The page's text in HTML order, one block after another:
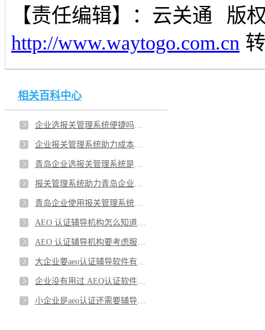
【责任编辑】： 云关通
版
http://www.waytogo.com.cn
相关百科中心
企业选报关管理系统便捷吗？青岛企业供应链靠的就是报关管理系统？
企业报关管理系统助力成本？青岛企业挑选报关管理系统稳定性是重点？
青岛企业选报关管理系统是重点？企业合规经营的有力保障就靠报关管理系统吗？
报关管理系统助力青岛企业应对贸易情况？报关管理系统保障数据安全？
青岛企业使用报关管理系统提高工作效率吗？企业挑选报关管理系统有实力吗？
AEO 认证辅导机构怎么知道售后好不好？企业做 AEO 认证辅导机构能帮企业吗？
AEO 认证辅导机构要考虑服务问题吧？企业怕AEO 认证辅导机构找谁家合适？
大企业要aeo认证辅导软件有哪些推荐？有aeo认证辅导软件对企业有啥优势？
企业没有用过 AEO认证软件会教吗？aeo认证辅导软件会保证企业的客户安全吗？
小企业是aeo认证还需要辅导软件吗？aeo认证软件里的功能是企业会用到的吗？